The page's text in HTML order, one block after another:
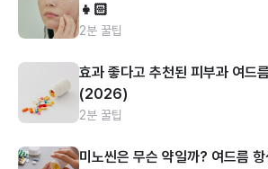
👧🏻
2분 꿀팁
효과 좋다고 추천된 피부과 여드
(2026)
2분 꿀팁
미노씬은 무슨 약일까? 여드름